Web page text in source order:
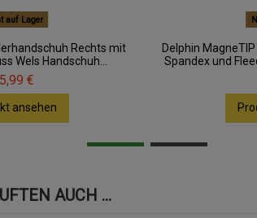
auf Lager
Rechts mit
Wels Handschuh...
€
ansehen
Delphin
Spandex und
AUCH ...